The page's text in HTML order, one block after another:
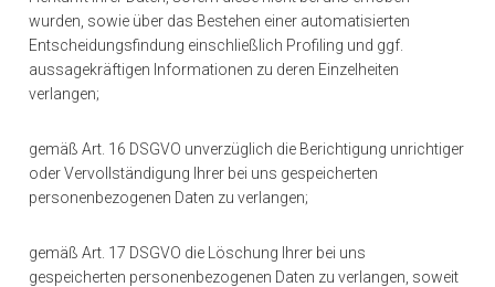
wurden, sowie über das Bestehen einer automatisierten
Entscheidungsfindung einschließlich Profiling und ggf.
aussagekräftigen Informationen zu deren Einzelheiten
verlangen;
gemäß Art. 16 DSGVO unverzüglich die Berichtigung unrichtiger
oder Vervollständigung Ihrer bei uns gespeicherten
personenbezogenen Daten zu verlangen;
gemäß Art. 17 DSGVO die Löschung Ihrer bei uns
gespeicherten personenbezogenen Daten zu verlangen, soweit